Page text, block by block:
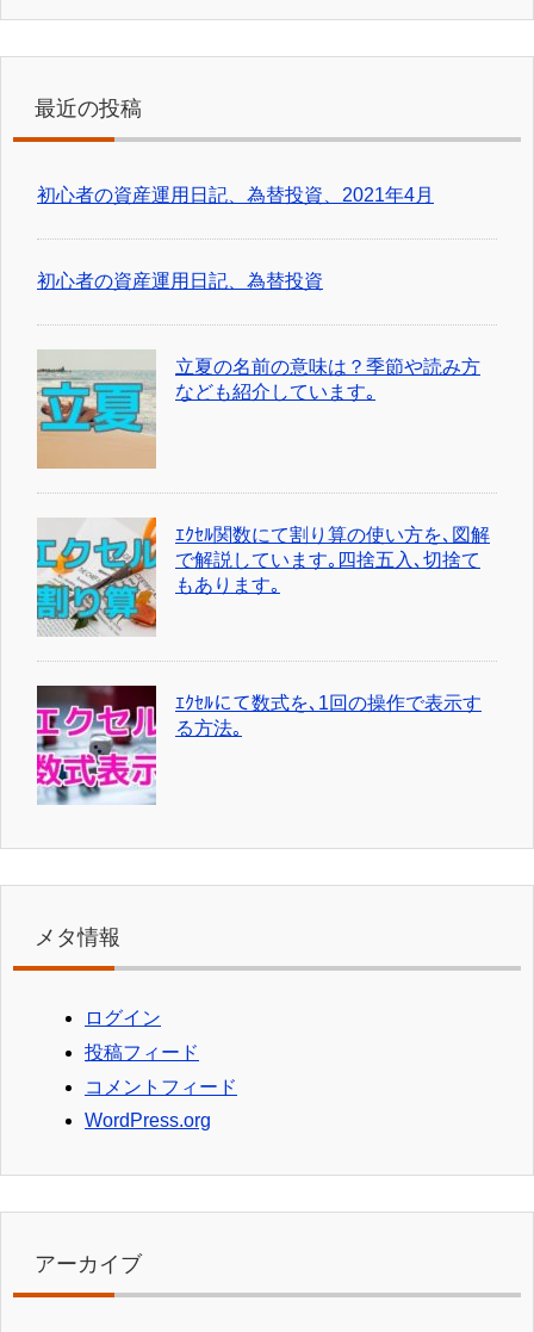
最近の投稿
初心者の資産運用日記、為替投資、2021年4月
初心者の資産運用日記、為替投資
立夏の名前の意味は？季節や読み方
なども紹介しています｡
ｴｸｾﾙ関数にて割り算の使い方を､図解
で解説しています｡四捨五入､切捨て
もあります｡
ｴｸｾﾙにて数式を､1回の操作で表示す
る方法｡
メタ情報
ログイン
投稿フィード
コメントフィード
WordPress.org
アーカイブ